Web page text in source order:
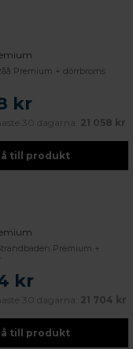
Premium + dörrbroms
kr
30 dagarna: 21 058 kr
till produkt
Premium +
kr
30 dagarna: 21 704 kr
till produkt